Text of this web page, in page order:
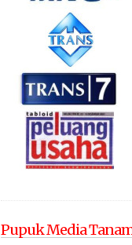
Pupuk Media